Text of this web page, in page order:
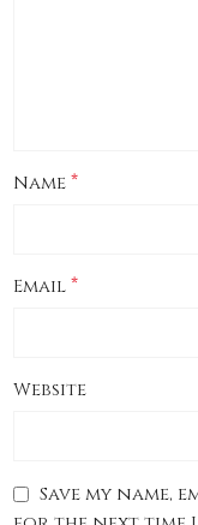
Name*
Email*
Website
Save my name,